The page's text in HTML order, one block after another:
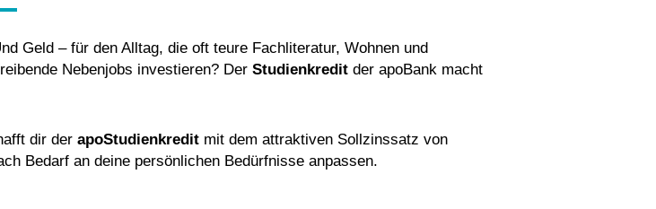
Geld – für den Alltag, die oft teure Fachliteratur, Wohnen und
Nebenjobs investieren? Der Studienkredit der apoBank macht
dir der apoStudienkredit mit dem attraktiven Sollzinssatz von
Bedarf an deine persönlichen Bedürfnisse anpassen.